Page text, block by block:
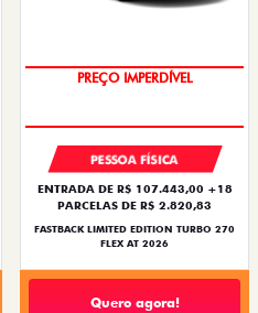
PREÇO IMPERDÍVEL
PESSOA FÍSICA
ENTRADA DE R$ 107.443,00 +18
PARCELAS DE R$ 2.820,83
FASTBACK LIMITED EDITION TURBO 270
FLEX AT 2026
Quero agora!